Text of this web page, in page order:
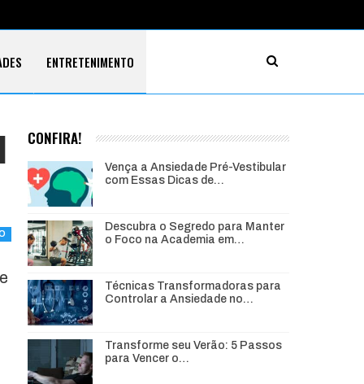
ENTRETENIMENTO
CONFIRA!
Vença a Ansiedade Pré-Vestibular
com Essas Dicas de…
Descubra o Segredo para Manter
o Foco na Academia em…
Técnicas Transformadoras para
Controlar a Ansiedade no…
Transforme seu Verão: 5 Passos
para Vencer o…